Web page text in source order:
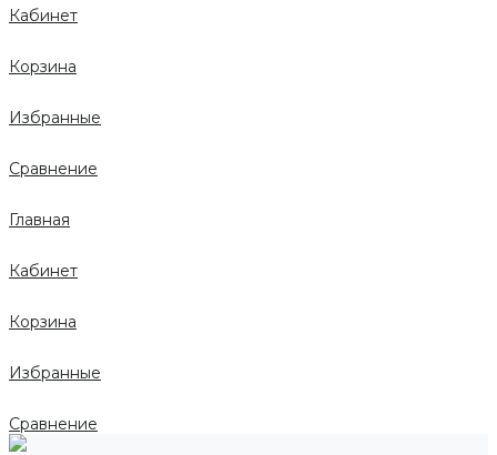
Кабинет
Корзина
Избранные
Сравнение
Главная
Кабинет
Корзина
Избранные
Сравнение